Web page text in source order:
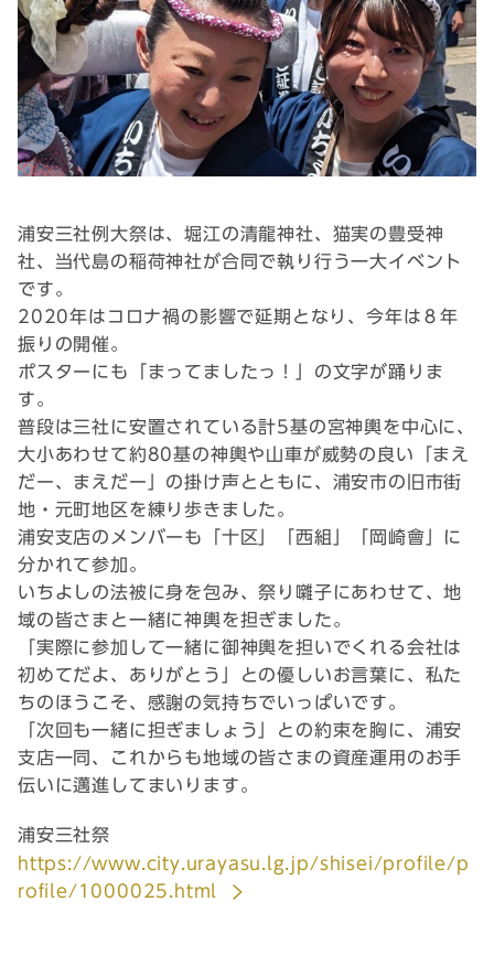
浦安三社例大祭は、堀江の清龍神社、猫実の豊受神
社、当代島の稲荷神社が合同で執り行う一大イベント
です。
2020年はコロナ禍の影響で延期となり、今年は８年
振りの開催。
ポスターにも「まってましたっ！」の文字が踊りま
す。
普段は三社に安置されている計5基の宮神輿を中心に、
大小あわせて約80基の神輿や山車が威勢の良い「まえ
だー、まえだー」の掛け声とともに、浦安市の旧市街
地・元町地区を練り歩きました。
浦安支店のメンバーも「十区」「西組」「岡崎會」に
分かれて参加。
いちよしの法被に身を包み、祭り囃子にあわせて、地
域の皆さまと一緒に神輿を担ぎました。
「実際に参加して一緒に御神輿を担いでくれる会社は
初めてだよ、ありがとう」との優しいお言葉に、私た
ちのほうこそ、感謝の気持ちでいっぱいです。
「次回も一緒に担ぎましょう」との約束を胸に、浦安
支店一同、これからも地域の皆さまの資産運用のお手
伝いに邁進してまいります。
浦安三社祭
https://www.city.urayasu.lg.jp/shisei/profile/p
rofile/1000025.html